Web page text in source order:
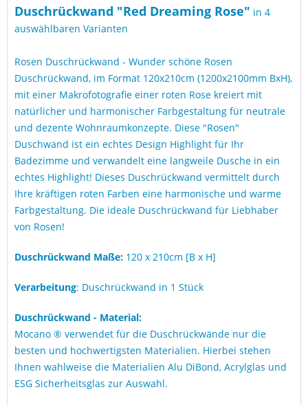
Duschrückwand "Red Dreaming Rose" in 4
auswählbaren Varianten
Rosen Duschrückwand - Wunder schöne Rosen
Duschrückwand, im Format 120x210cm (1200x2100mm BxH),
mit einer Makrofotografie einer roten Rose kreiert mit
natürlicher und harmonischer Farbgestaltung für neutrale
und dezente Wohnraumkonzepte. Diese "Rosen"
Duschwand ist ein echtes Design Highlight für Ihr
Badezimme und verwandelt eine langweile Dusche in ein
echtes Highlight! Dieses Duschrückwand vermittelt durch
Ihre kräftigen roten Farben eine harmonische und warme
Farbgestaltung. Die ideale Duschrückwand für Liebhaber
von Rosen!
Duschrückwand Maße: 120 x 210cm [B x H]
Verarbeitung: Duschrückwand in 1 Stück
Duschrückwand - Material:
Mocano ® verwendet für die Duschrückwände nur die
besten und hochwertigsten Materialien. Hierbei stehen
Ihnen wahlweise die Materialien Alu DiBond, Acrylglas und
ESG Sicherheitsglas zur Auswahl.